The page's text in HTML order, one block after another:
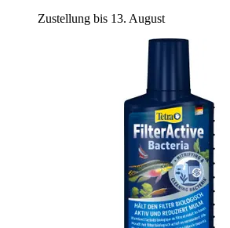
Zustellung bis 13. August